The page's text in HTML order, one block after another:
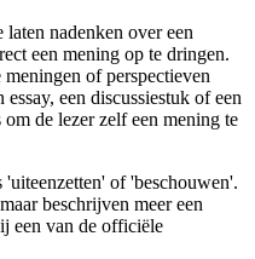
nadenken over een
een mening op te dringen.
of perspectieven
een discussiestuk of een
de lezer zelf een mening te
of 'beschouwen'.
beschrijven meer een
een van de officiële